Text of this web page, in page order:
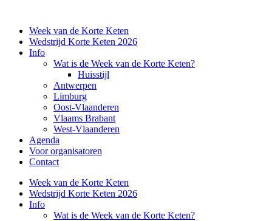
Week van de Korte Keten
Wedstrijd Korte Keten 2026
Info
Wat is de Week van de Korte Keten?
Huisstijl
Antwerpen
Limburg
Oost-Vlaanderen
Vlaams Brabant
West-Vlaanderen
Agenda
Voor organisatoren
Contact
Week van de Korte Keten
Wedstrijd Korte Keten 2026
Info
Wat is de Week van de Korte Keten?